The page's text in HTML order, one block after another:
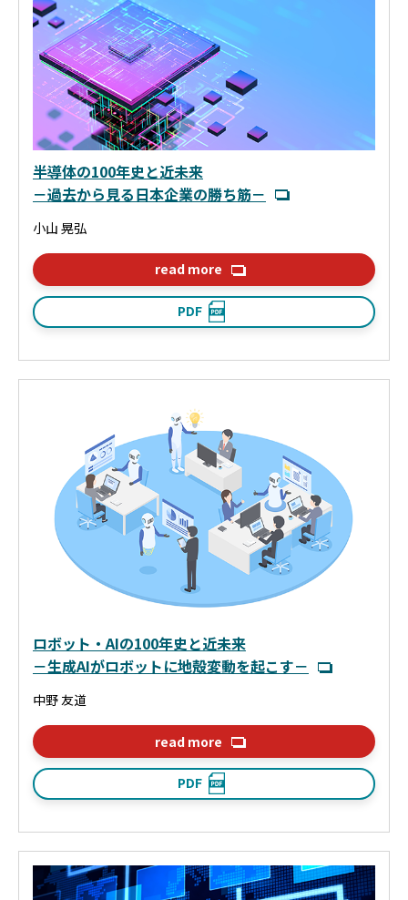
半導体の100年史と近未来
－過去から見る日本企業の勝ち筋－
小山 晃弘
read more
PDF
ロボット・AIの100年史と近未来
－生成AIがロボットに地殻変動を起こす－
中野 友道
read more
PDF